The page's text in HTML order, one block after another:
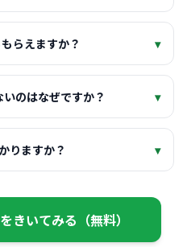
らえますか？ ▾
のはなぜですか？ ▾
りますか？ ▾
きいてみる（無料）